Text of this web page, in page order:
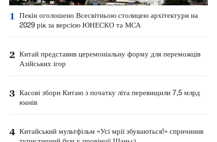
1
Пекін оголошено Всесвітньою столицею архітектури на
2029 рік за версією ЮНЕСКО та МСА
2 Китай представив церемоніальну форму для переможців
Азійських ігор
3 Касові збори Китаю з початку літа перевищили 7,5 млрд
юанів
4 Китайський мультфільм «Усі мрії збуваються!» спричинив